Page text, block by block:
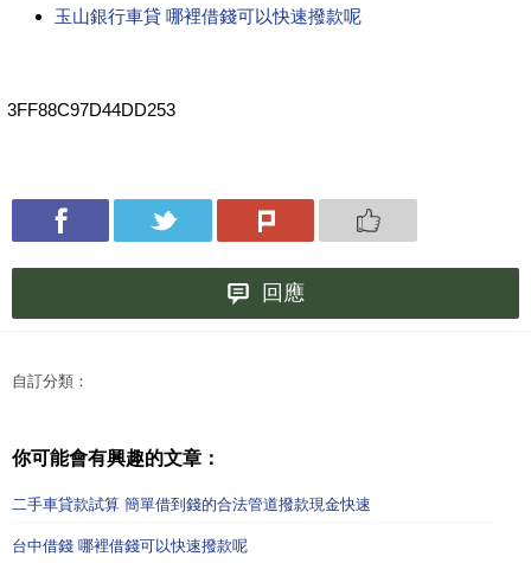
玉山銀行車貸 哪裡借錢可以快速撥款呢
3FF88C97D44DD253
回應
自訂分類：
你可能會有興趣的文章：
二手車貸款試算 簡單借到錢的合法管道撥款現金快速
台中借錢 哪裡借錢可以快速撥款呢